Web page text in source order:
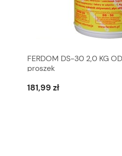
FERDOM DS-30 2,0 KG
proszek
181,99 zł